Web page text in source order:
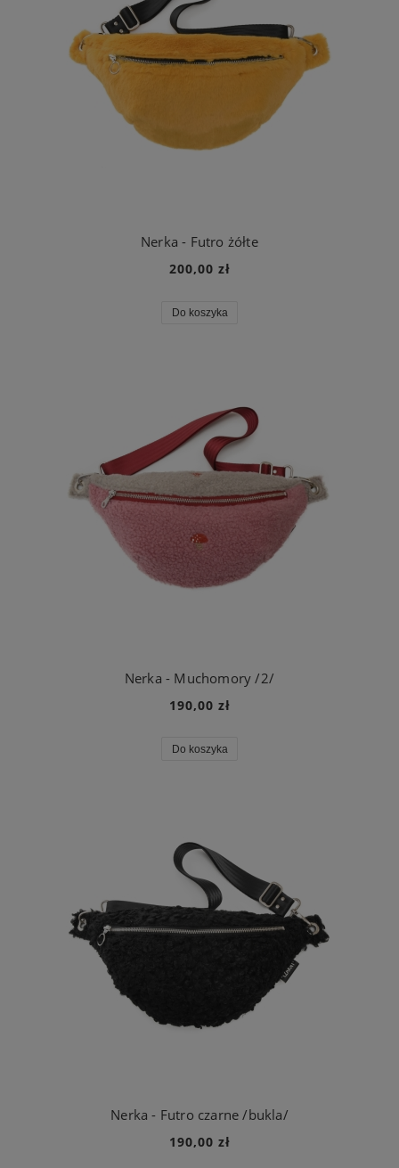
Nerka - Futro żółte
200,00 zł
Do koszyka
Nerka - Muchomory /2/
190,00 zł
Do koszyka
Nerka - Futro czarne /bukla/
190,00 zł